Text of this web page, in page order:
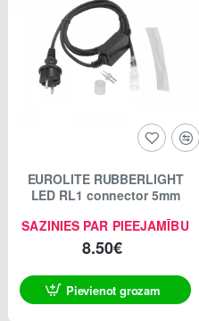
SAZINIES PAR PIEEJAMĪBU
EUROLITE RUBBERLIGHT
LED RL1 connector 5mm
8.50€
Pievienot grozam